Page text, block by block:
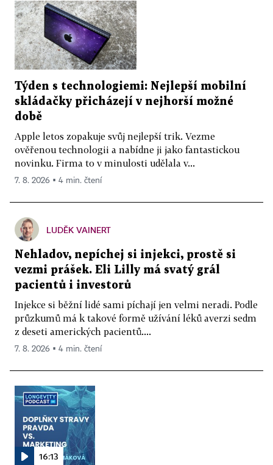
Týden s technologiemi: Nejlepší mobilní
skládačky přicházejí v nejhorší možné
době
Apple letos zopakuje svůj nejlepší trik. Vezme
ověřenou technologii a nabídne ji jako fantastickou
novinku. Firma to v minulosti udělala v...
7. 8. 2026 ▪ 4 min. čtení
LUDĚK VAINERT
Nehladov, nepíchej si injekci, prostě si
vezmi prášek. Eli Lilly má svatý grál
pacientů i investorů
Injekce si běžní lidé sami píchají jen velmi neradi. Podle
průzkumů má k takové formě užívání léků averzi sedm
z deseti amerických pacientů....
7. 8. 2026 ▪ 4 min. čtení
16:13